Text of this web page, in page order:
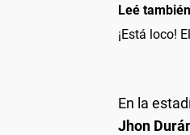
Leé también
¡Está loco!
En la
Jhon